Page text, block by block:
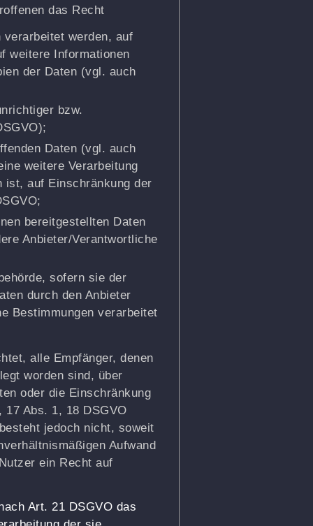
das Recht
werden, auf
weitere Informationen
der Daten (vgl. auch
bzw.
Daten (vgl. auch
weitere Verarbeitung
ist, auf Einschränkung der
bereitgestellten Daten
Anbieter/Verantwortliche
sofern sie der
durch den Anbieter
Bestimmungen verarbeitet
alle Empfänger, denen
worden sind, über
oder die Einschränkung
17 Abs. 1, 18 DSGVO
jedoch nicht, soweit
Aufwand
ein Recht auf
Art. 21 DSGVO das